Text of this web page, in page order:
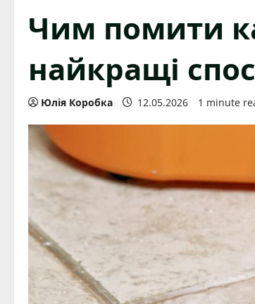
Чим помити
найкращі
Юлія Коробка 12.05.2026 1 minute